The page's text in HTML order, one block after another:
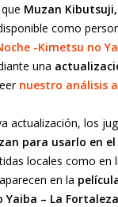
Muzan Kibutsuji,
como
-Kimetsu no
una
nuestro análisis
actualización, los
para usarlo en
locales como en
en la
Yaiba – La